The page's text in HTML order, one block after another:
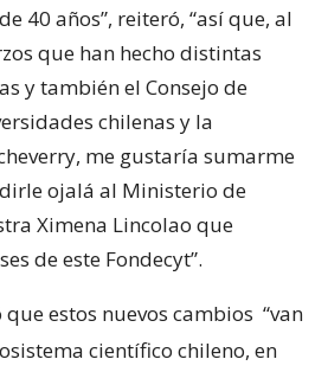
40 años”, reiteró, “así que, al
que han hecho distintas
y también el Consejo de
chilenas y la
me gustaría sumarme
ojalá al Ministerio de
Ximena Lincolao que
de este Fondecyt”.
estos nuevos cambios “van
científico chileno, en